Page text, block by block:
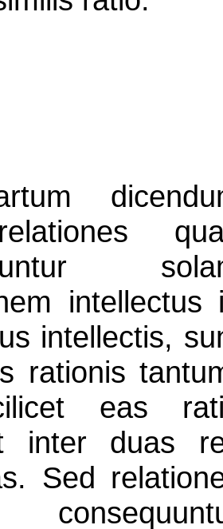
intellectus
intellectis,
rationis
eas
inter duas
Sed